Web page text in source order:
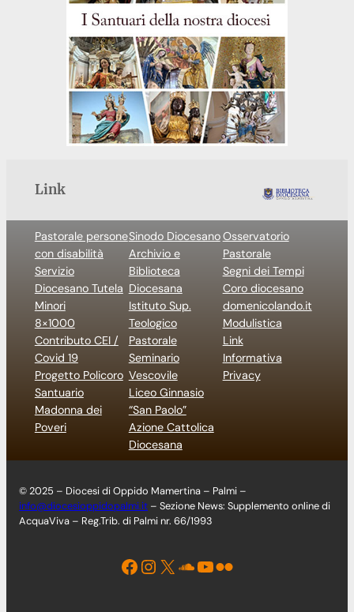
Link
Pastorale persone
con disabilità
Servizio
Diocesano Tutela
Minori
8×1000
Contributo CEI /
Covid 19
Progetto Policoro
Santuario
Madonna dei
Poveri
Sinodo Diocesano
Archivio e
Biblioteca
Diocesana
Istituto Sup.
Teologico
Pastorale
Seminario
Vescovile
Liceo Ginnasio
“San Paolo”
Azione Cattolica
Diocesana
Osservatorio
Pastorale
Segni dei Tempi
Coro diocesano
domenicolando.it
Modulistica
Link
Informativa
Privacy
© 2025 – Diocesi di Oppido Mamertina – Palmi –
info@diocesioppidopalmi.it – Sezione News: Supplemento online di
AcquaViva – Reg.Trib. di Palmi nr. 66/1993
Facebook Instagram X Soundcloud YouTube Flickr